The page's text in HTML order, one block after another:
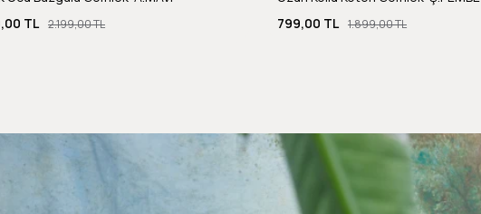
TL 2.199,00 TL
799,00 TL 1.899,00 TL